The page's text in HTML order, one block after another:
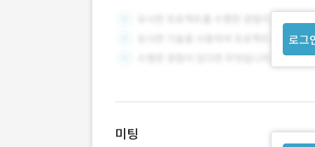
로그
미팅